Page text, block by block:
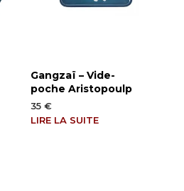
Gangzaï – Vide-
poche Aristopoulp
35 €
LIRE LA SUITE